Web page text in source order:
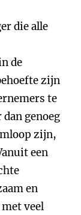
die alle
de
zijn
te
genoeg
zijn,
een
en
veel